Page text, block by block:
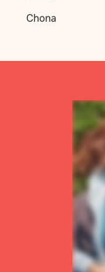
Chona